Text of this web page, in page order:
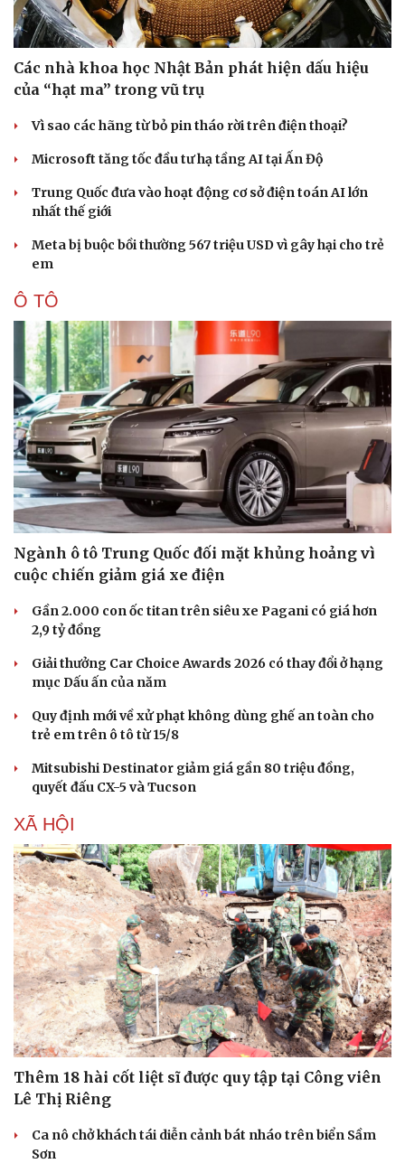
Sức khỏe
Dinh dưỡng - món ngon
Đời sống
Các nhà khoa học Nhật Bản phát hiện dấu hiệu
của “hạt ma” trong vũ trụ
Vì sao các hãng từ bỏ pin tháo rời trên điện thoại?
Microsoft tăng tốc đầu tư hạ tầng AI tại Ấn Độ
Trung Quốc đưa vào hoạt động cơ sở điện toán AI lớn
nhất thế giới
Meta bị buộc bồi thường 567 triệu USD vì gây hại cho trẻ
em
Ô TÔ
Ngành ô tô Trung Quốc đối mặt khủng hoảng vì
cuộc chiến giảm giá xe điện
Gần 2.000 con ốc titan trên siêu xe Pagani có giá hơn
2,9 tỷ đồng
Giải thưởng Car Choice Awards 2026 có thay đổi ở hạng
mục Dấu ấn của năm
Quy định mới về xử phạt không dùng ghế an toàn cho
trẻ em trên ô tô từ 15/8
Mitsubishi Destinator giảm giá gần 80 triệu đồng,
quyết đấu CX-5 và Tucson
XÃ HỘI
Thêm 18 hài cốt liệt sĩ được quy tập tại Công viên
Lê Thị Riêng
Ca nô chở khách tái diễn cảnh bát nháo trên biển Sầm
Sơn